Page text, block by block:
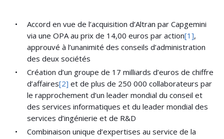
Accord en vue de l’acquisition d’Altran par Capgemini
via une OPA au prix de 14,00 euros par action[1],
approuvé à l’unanimité des conseils d’administration
des deux sociétés
Création d’un groupe de 17 milliards d’euros de chiffre
d’affaires[2] et de plus de 250 000 collaborateurs par
le rapprochement d’un leader mondial du conseil et
des services informatiques et du leader mondial des
services d’ingénierie et de R&D
Combinaison unique d’expertises au service de la